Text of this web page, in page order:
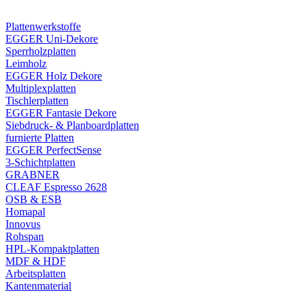
Plattenwerkstoffe
EGGER Uni-Dekore
Sperrholzplatten
Leimholz
EGGER Holz Dekore
Multiplexplatten
Tischlerplatten
EGGER Fantasie Dekore
Siebdruck- & Planboardplatten
furnierte Platten
EGGER PerfectSense
3-Schichtplatten
GRABNER
CLEAF Espresso 2628
OSB & ESB
Homapal
Innovus
Rohspan
HPL-Kompaktplatten
MDF & HDF
Arbeitsplatten
Kantenmaterial